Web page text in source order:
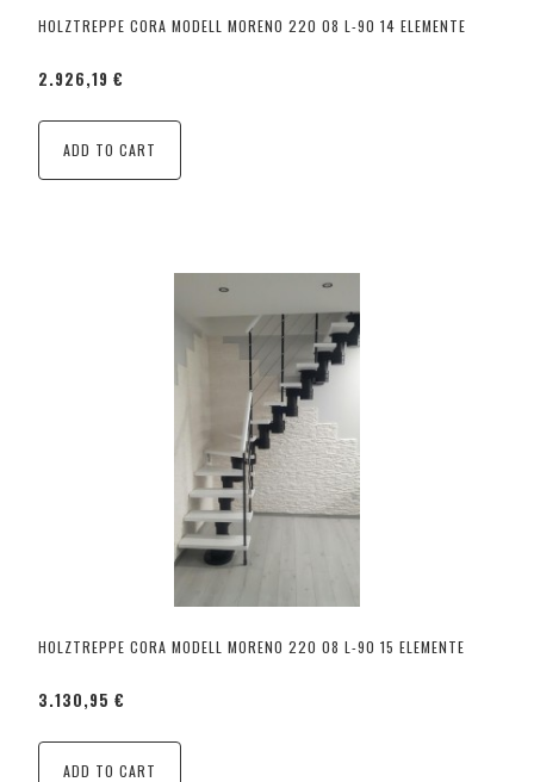
HOLZTREPPE CORA MODELL MORENO 220 08 L-90 14 ELEMENTE
2.926,19 €
ADD TO CART
HOLZTREPPE CORA MODELL MORENO 220 08 L-90 15 ELEMENTE
3.130,95 €
ADD TO CART